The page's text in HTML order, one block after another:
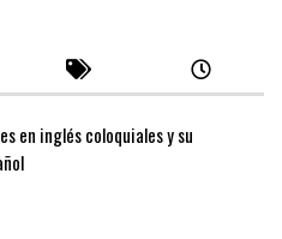
en inglés coloquiales y su